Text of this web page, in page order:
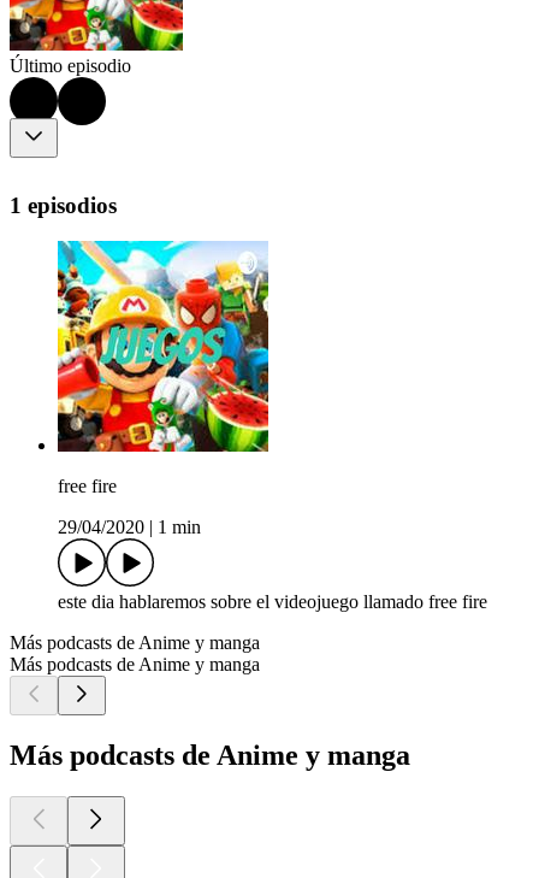
Último episodio
1 episodios
free fire
29/04/2020
1 min
este dia hablaremos sobre el videojuego llamado free fire
Más podcasts de Anime y manga
Más podcasts de Anime y manga
Más podcasts de Anime y manga